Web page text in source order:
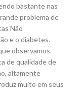
bastante nas
problema de
Não
e o diabetes.
observamos
de qualidade de
altamente
muito em seus